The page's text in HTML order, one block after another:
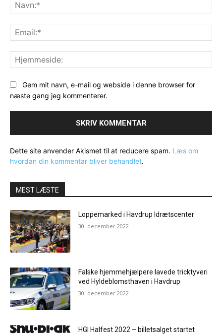
Gem mit navn, e-mail og webside i denne browser for
næste gang jeg kommenterer.
Dette site anvender Akismet til at reducere spam. Læs om
hvordan din kommentar bliver behandlet.
MEST LÆSTE
Loppemarked i Havdrup Idrætscenter
30. december 2022
Falske hjemmehjælpere lavede tricktyveri
ved Hyldeblomsthaven i Havdrup
30. december 2022
HGI Halfest 2022 – billetsalget startet